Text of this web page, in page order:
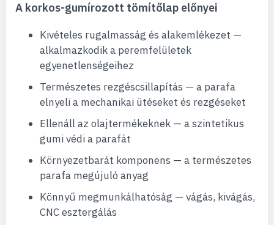
A korkos-gumírozott tömítőlap előnyei
Kivételes rugalmasság és alakemlékezet —
alkalmazkodik a peremfelületek
egyenetlenségeihez
Természetes rezgéscsillapítás — a parafa
elnyeli a mechanikai ütéseket és rezgéseket
Ellenáll az olajtermékeknek — a szintetikus
gumi védi a parafát
Környezetbarát komponens — a természetes
parafa megújuló anyag
Könnyű megmunkálhatóság — vágás, kivágás,
CNC esztergálás